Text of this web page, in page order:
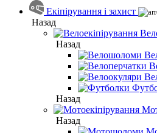
Екіпірування і захист
Назад
Назад
Назад
Назад